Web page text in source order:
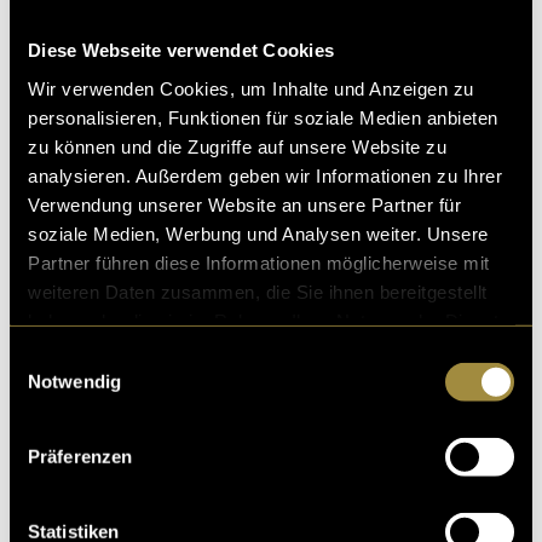
Diese Webseite verwendet Cookies
Wir verwenden Cookies, um Inhalte und Anzeigen zu
personalisieren, Funktionen für soziale Medien anbieten
zu können und die Zugriffe auf unsere Website zu
analysieren. Außerdem geben wir Informationen zu Ihrer
Verwendung unserer Website an unsere Partner für
soziale Medien, Werbung und Analysen weiter. Unsere
Partner führen diese Informationen möglicherweise mit
weiteren Daten zusammen, die Sie ihnen bereitgestellt
Notwendig
Präferenzen
Statistiken
immer noch viele Missverständnisse, Vorurteile und
Geschlechtsidentitäten. Mein Projekt möchte dazu
beitragen, diese Unsichtbarkeit zu durchbrechen und
einen Raum für offene, respektvolle Diskussionen zu
schaffen. Es geht darum, Sichtbarkeit und
Repräsentation zu fördern und die gesellschaftliche
Debatte über Geschlecht neu zu gestalten.
In dieser Ausgabe von Weder:Noch tauchen wir tief in
inspirierenden persönlichen Geschichten über
Themen, die über das binäre Geschlechtersystem
aufschlussreichen Reportagen und einem besonderen